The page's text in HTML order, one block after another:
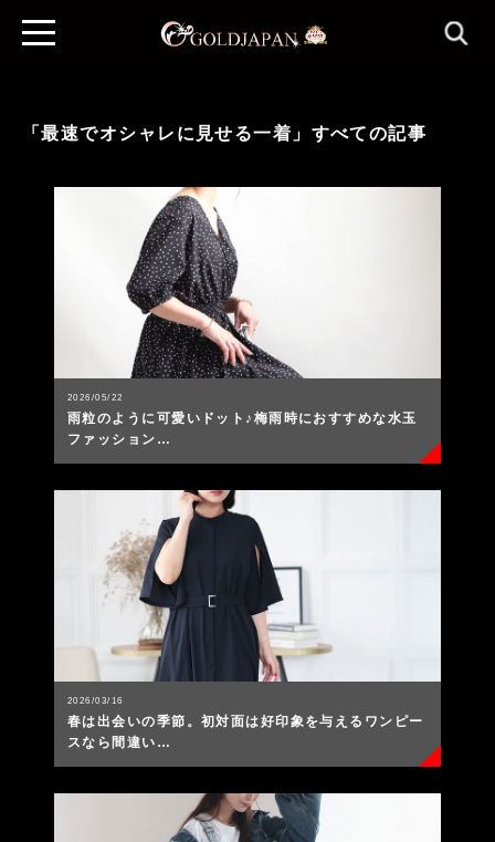
「最速でオシャレに見せる一着」すべての記事
2026/05/22
雨粒のように可愛いドット♪梅雨時におすすめな水玉
ファッション…
2026/03/16
春は出会いの季節。初対面は好印象を与えるワンピー
スなら間違い…